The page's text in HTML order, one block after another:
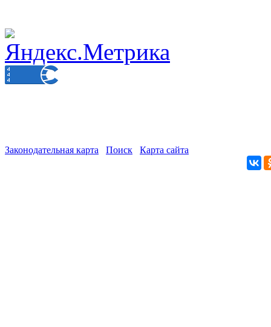
Законодательная карта Поиск Карта сайта